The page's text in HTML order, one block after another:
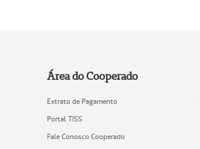
Área do Cooperado
Extrato de Pagamento
Portal TISS
Fale Conosco Cooperado